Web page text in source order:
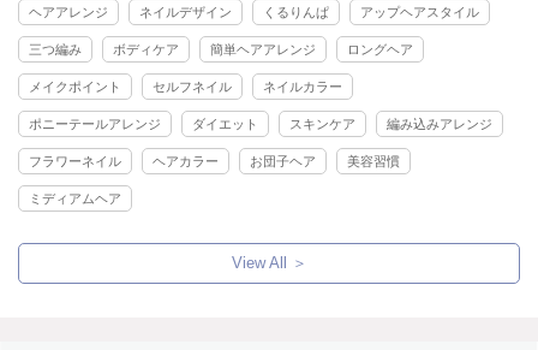
ヘアアレンジ ネイルデザイン くるりんぱ アップヘアスタイル
三つ編み ボディケア 簡単ヘアアレンジ ロングヘア
メイクポイント セルフネイル ネイルカラー
ポニーテールアレンジ ダイエット スキンケア 編み込みアレンジ
フラワーネイル ヘアカラー お団子ヘア 美容習慣
ミディアムヘア
View All ＞